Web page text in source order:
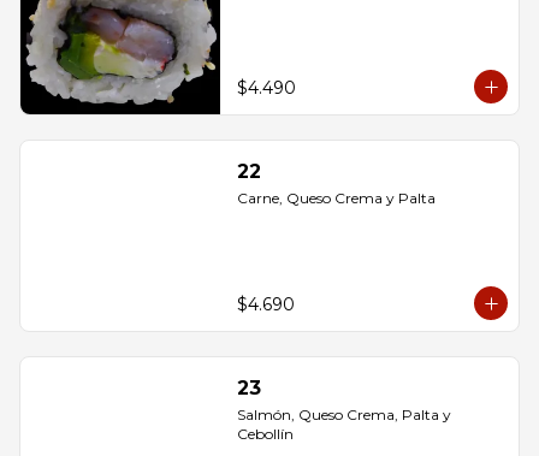
$4.490
22
Carne, Queso Crema y Palta
$4.690
23
Salmón, Queso Crema, Palta y
Cebollín